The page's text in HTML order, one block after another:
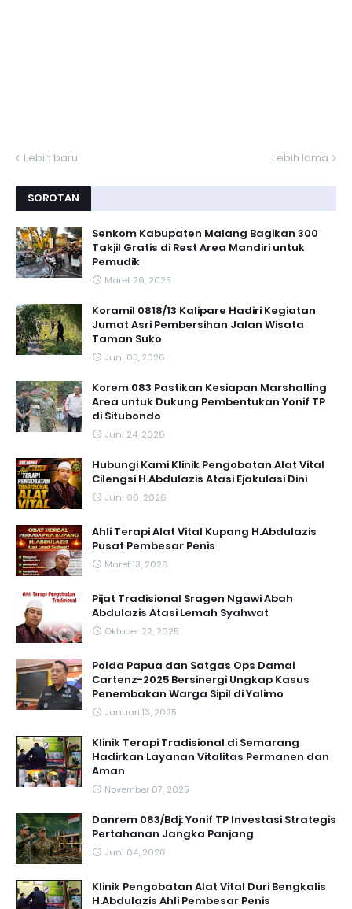
Lebih baru Lebih lama
SOROTAN
Senkom Kabupaten Malang Bagikan 300
Takjil Gratis di Rest Area Mandiri untuk
Pemudik
Maret 29, 2025
Koramil 0818/13 Kalipare Hadiri Kegiatan
Jumat Asri Pembersihan Jalan Wisata
Taman Suko
Juni 05, 2026
Korem 083 Pastikan Kesiapan Marshalling
Area untuk Dukung Pembentukan Yonif TP
di Situbondo
Juni 24, 2026
Hubungi Kami Klinik Pengobatan Alat Vital
Cilengsi H.Abdulazis Atasi Ejakulasi Dini
Juni 06, 2026
Ahli Terapi Alat Vital Kupang H.Abdulazis
Pusat Pembesar Penis
Maret 13, 2026
Pijat Tradisional Sragen Ngawi Abah
Abdulazis Atasi Lemah Syahwat
Oktober 22, 2025
Polda Papua dan Satgas Ops Damai
Cartenz-2025 Bersinergi Ungkap Kasus
Penembakan Warga Sipil di Yalimo
Januari 13, 2025
Klinik Terapi Tradisional di Semarang
Hadirkan Layanan Vitalitas Permanen dan
Aman
November 07, 2025
Danrem 083/Bdj: Yonif TP Investasi Strategis
Pertahanan Jangka Panjang
Juni 04, 2026
Klinik Pengobatan Alat Vital Duri Bengkalis
H.Abdulazis Ahli Pembesar Penis